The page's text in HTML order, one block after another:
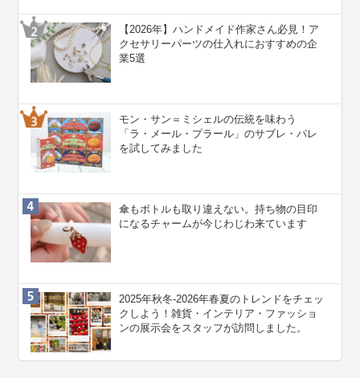
【2026年】ハンドメイド作家さん必見！ア
クセサリーパーツの仕入れにおすすめの企
業5選
モン・サン＝ミシェルの伝統を味わう
「ラ・メール・プラール」のサブレ・パレ
を試してみました
傘もボトルも取り違えない。持ち物の目印
になるチャームが今じわじわ来ています
2025年秋冬-2026年春夏のトレンドをチェッ
クしよう！雑貨・インテリア・ファッショ
ンの展示会をスタッフが訪問しました。